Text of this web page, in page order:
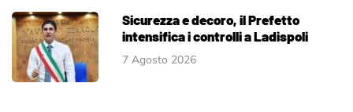
Sicurezza e decoro, il Prefetto
intensifica i controlli a Ladispoli
7 Agosto 2026